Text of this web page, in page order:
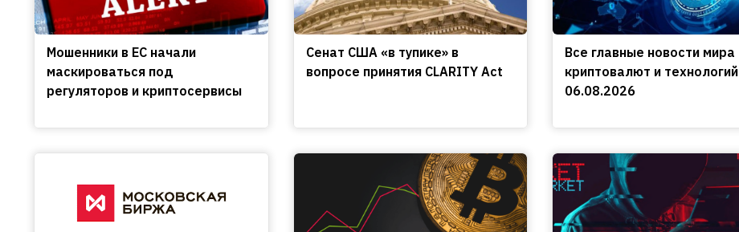
Мошенники в ЕС начали
маскироваться под
регуляторов и криптосервисы
Сенат США «в тупике» в
вопросе принятия CLARITY Act
Все главные новости мира
криптовалют и технологий
06.08.2026